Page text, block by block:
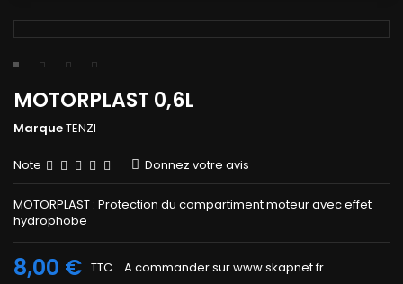
MOTORPLAST 0,6L
MarqueTENZI
Note Donnez votre avis
MOTORPLAST : Protection du compartiment moteur avec effet
hydrophobe
8,00 € TTC A commander sur www.skapnet.fr